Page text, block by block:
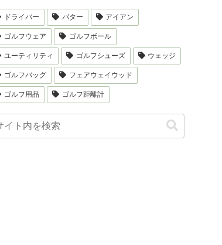
ドライバー パター アイアン
ゴルフウェア ゴルフボール
ユーティリティ ゴルフシューズ ウェッジ
ゴルフバッグ フェアウェイウッド
ゴルフ用品 ゴルフ距離計